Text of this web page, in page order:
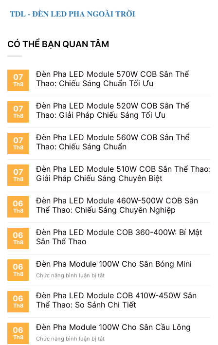
CÓ THỂ BẠN QUAN TÂM
07
Th8
Đèn Pha LED Module 570W COB Sân Thể
Thao: Chiếu Sáng Chuẩn Tối Ưu
07
Th8
Đèn Pha LED Module 520W COB Sân Thể
Thao: Giải Pháp Chiếu Sáng Tối Ưu
07
Th8
Đèn Pha LED Module 560W COB Sân Thể
Thao: Chiếu Sáng Chuẩn
07
Th8
Đèn Pha LED Module 510W COB Sân Thể Thao:
Giải Pháp Chiếu Sáng Chuyên Biệt
06
Th8
Đèn Pha LED Module 460W-500W COB Sân
Thể Thao: Chiếu Sáng Chuyên Nghiệp
06
Th8
Đèn Pha LED Module COB 360-400W: Bí Mật
Sân Thể Thao
06
Th8
Đèn Pha Module 100W Cho Sân Bóng Mini
Chức năng bình luận bị tắtở
Pha
Module
100W
Sân
Mini
06
Th8
Đèn Pha LED Module COB 410W-450W Sân
Thể Thao: So Sánh Chi Tiết
06
Th8
Đèn Pha Module 100W Cho Sân Cầu Lông
Chức năng bình luận bị tắtở